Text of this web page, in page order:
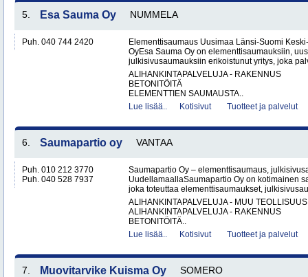
5. Esa Sauma Oy NUMMELA
Puh. 040 744 2420
Elementtisaumaus Uusimaa Länsi-Suomi
OyEsa Sauma Oy on elementtisaumauksiin,
julkisivusaumauksiin erikoistunut yritys, joka
ALIHANKINTAPALVELUJA - RAKENNUS
BETONITÖITÄ
ELEMENTTIEN SAUMAUSTA..
Lue lisää..
Kotisivut Tuotteet ja palvelut
6. Saumapartio oy VANTAA
Puh. 010 212 3770
Puh. 040 528 7937
Saumapartio Oy – elementtisaumaus,
UudellamaallaSaumapartio Oy on kotimainen
joka toteuttaa elementtisaumaukset,
ALIHANKINTAPALVELUJA - MUU TEOLLISUUS
ALIHANKINTAPALVELUJA - RAKENNUS
BETONITÖITÄ..
Lue lisää..
Kotisivut Tuotteet ja palvelut
7. Muovitarvike Kuisma Oy SOMERO